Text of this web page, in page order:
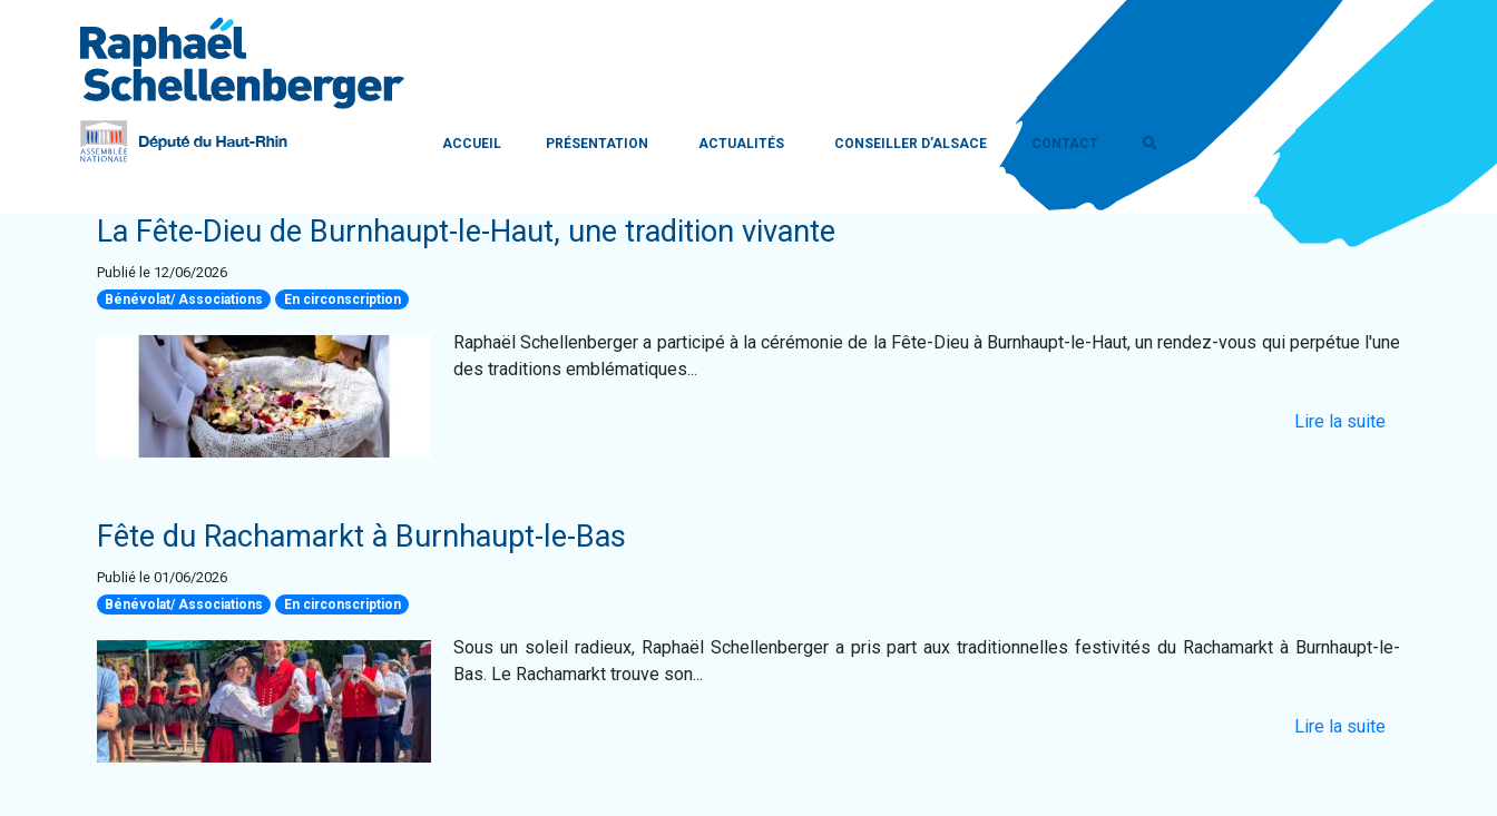
ACCUEIL PRÉSENTATION ACTUALITÉS CONSEILLER D’ALSACE CONTACT
La Fête-Dieu de Burnhaupt-le-Haut, une tradition vivante
Publié le 12/06/2026
Bénévolat/ Associations En circonscription
Raphaël Schellenberger a participé à la cérémonie de la Fête-Dieu à Burnhaupt-le-Haut, un rendez-vous qui perpétue l'une
des traditions emblématiques...
Lire la suite
Fête du Rachamarkt à Burnhaupt-le-Bas
Publié le 01/06/2026
Bénévolat/ Associations En circonscription
Sous un soleil radieux, Raphaël Schellenberger a pris part aux traditionnelles festivités du Rachamarkt à Burnhaupt-le-
Bas. Le Rachamarkt trouve son...
Lire la suite